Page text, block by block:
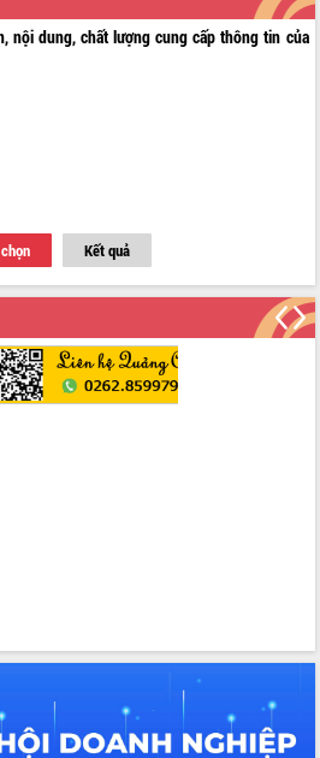
nội dung, chất lượng cung cấp thông tin của
Kết quả